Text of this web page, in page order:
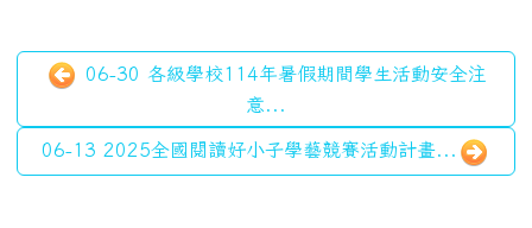
06-30 各級學校114年暑假期間學生活動安全注
意...
06-13 2025全國閱讀好小子學藝競賽活動計畫...